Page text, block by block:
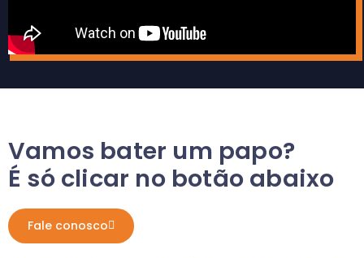
Vamos bater um papo?
É só clicar no botão abaixo
Fale conosco